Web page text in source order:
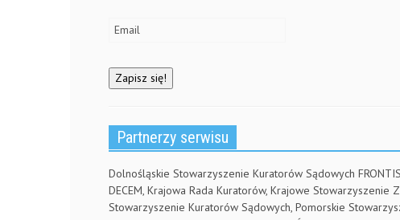
Partnerzy serwisu
Dolnośląskie Stowarzyszenie Kuratorów Sądowych
DECEM, Krajowa Rada Kuratorów, Krajowe
Stowarzyszenie Kuratorów Sądowych, Pomorskie